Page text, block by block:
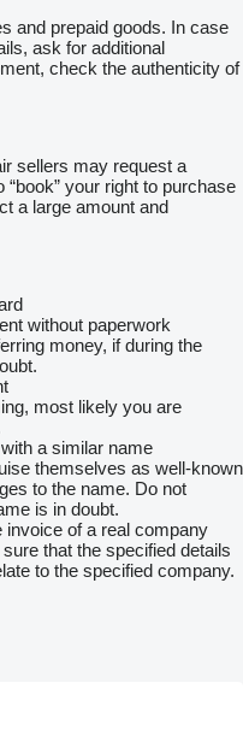
and prepaid goods. In case
ask for additional
check the authenticity of
sellers may request a
your right to purchase
a large amount and
without paperwork
money, if during the
most likely you are
a similar name
themselves as well-known
to the name. Do not
is in doubt.
invoice of a real company
that the specified details
to the specified company.